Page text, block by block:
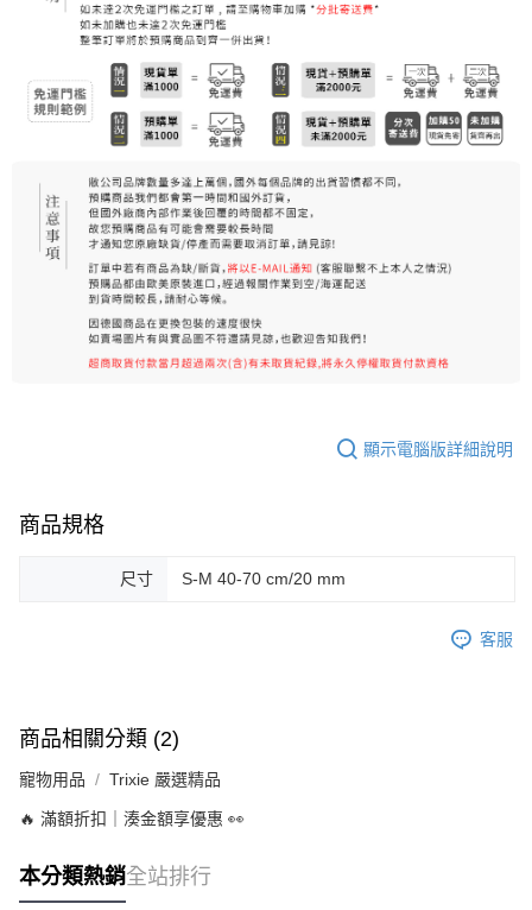
離島宅配（澎湖、金門、馬祖、小琉球）
付款後門市自取
顯示電腦版詳細說明
商品規格
尺寸 S-M 40-70 cm/20 mm
客服
商品相關分類 (2)
寵物用品 Trixie 嚴選精品
🔥 滿額折扣｜湊金額享優惠 👀
本分類熱銷全站排行